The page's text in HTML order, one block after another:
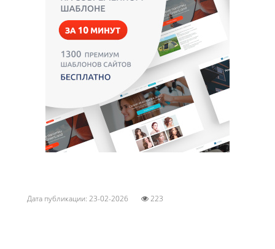
Дата публикации: 23-02-2026 223